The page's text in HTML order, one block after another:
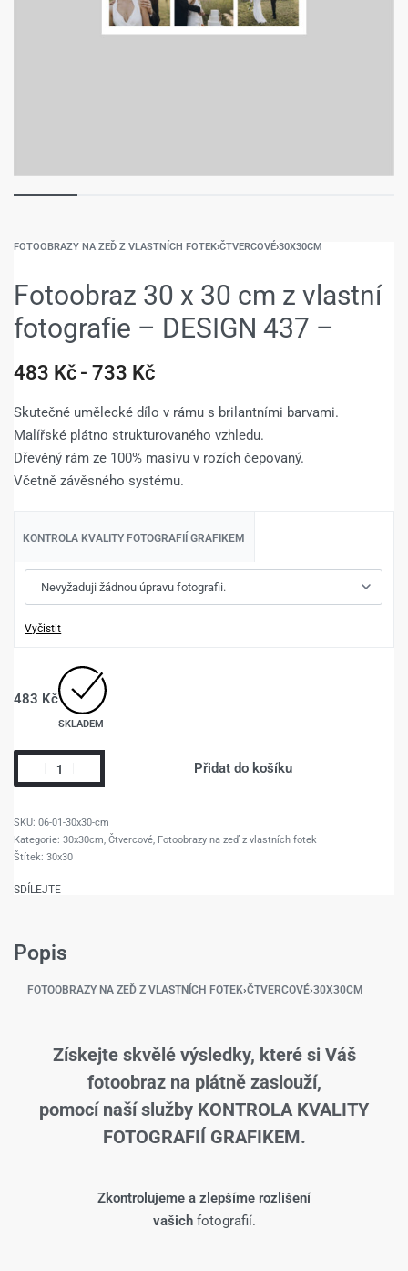
FOTOOBRAZY NA ZEĎ Z VLASTNÍCH FOTEK›ČTVERCOVÉ›30X30CM
Fotoobraz 30 x 30 cm z vlastní
fotografie – DESIGN 437 –
483 Kč 733 Kč
Skutečné umělecké dílo v rámu s brilantními barvami.
Malířské plátno strukturovaného vzhledu.
Dřevěný rám ze 100% masivu v rozích čepovaný.
Včetně závěsného systému.
KONTROLA KVALITY FOTOGRAFIÍ GRAFIKEM
Vyčistit
483 Kč
SKLADEM
Přidat do košíku
06-01-30x30-cm
Kategorie: 30x30cm, Čtvercové, Fotoobrazy na zeď z vlastních fotek
Štítek: 30x30
SDÍLEJTE
Popis
FOTOOBRAZY NA ZEĎ Z VLASTNÍCH FOTEK›ČTVERCOVÉ›30X30CM
Získejte skvělé výsledky, které si Váš
fotoobraz na plátně zaslouží,
pomocí naší služby KONTROLA KVALITY
FOTOGRAFIÍ GRAFIKEM.
Zkontrolujeme a zlepšíme rozlišení
vašich fotografií.